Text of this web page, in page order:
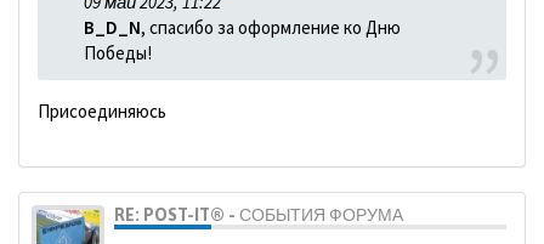
B_D_N, спасибо за оформление ко Дню
Победы!
Присоединяюсь
RE: POST-IT® - СОБЫТИЯ ФОРУМА